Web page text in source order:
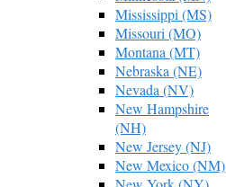
Mississippi (MS)
Missouri (MO)
Montana (MT)
Nebraska (NE)
Nevada (NV)
New Hampshire
(NH)
New Jersey (NJ)
New Mexico (NM)